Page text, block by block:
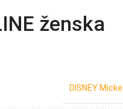
ženska
DISNEY